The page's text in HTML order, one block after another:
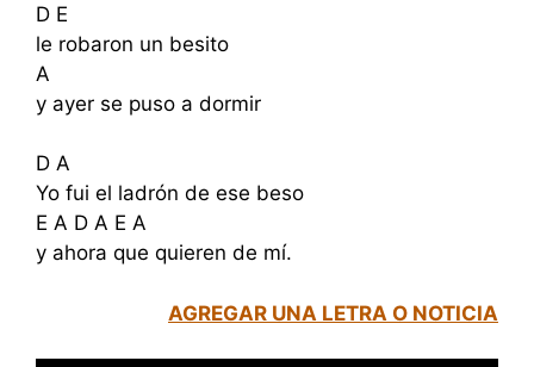
D E
le robaron un besito
A
y ayer se puso a dormir
D A
Yo fui el ladrón de ese beso
E A D A E A
y ahora que quieren de mí.
AGREGAR UNA LETRA O NOTICIA